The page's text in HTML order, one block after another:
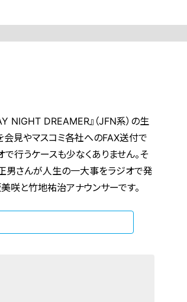
NIGHT DREAMER』（JFN系）の生
見やマスコミ各社へのFAX送付で
行うケースも少なくありません。そ
正男さんが人生の一大事をラジオで発
咲と竹地祐治アナウンサーです。